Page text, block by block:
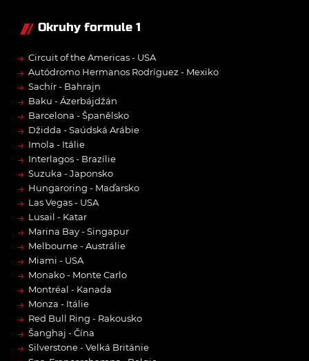
Okruhy formule 1
→ Circuit of the Americas - USA
→ Autódromo Hermanos Rodríguez - Mexiko
→ Sachír - Bahrajn
→ Baku - Ázerbájdžán
→ Barcelona - Španělsko
→ Džidda - Saúdská Arábie
→ Imola - Itálie
→ Interlagos - Brazílie
→ Suzuka - Japonsko
→ Hungaroring - Maďarsko
→ Las Vegas - USA
→ Lusail - Katar
→ Marina Bay - Singapur
→ Melbourne - Austrálie
→ Miami - USA
→ Monako - Monte Carlo
→ Montréal - Kanada
→ Monza - Itálie
→ Red Bull Ring - Rakousko
→ Šanghaj - Čína
→ Silverstone - Velká Británie